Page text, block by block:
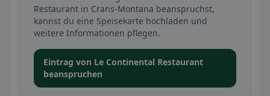
Restaurant in Crans-Montana beanspruchst,
kannst du eine Speisekarte hochladen und
weitere Informationen pflegen.
Eintrag von Le Continental Restaurant
beanspruchen